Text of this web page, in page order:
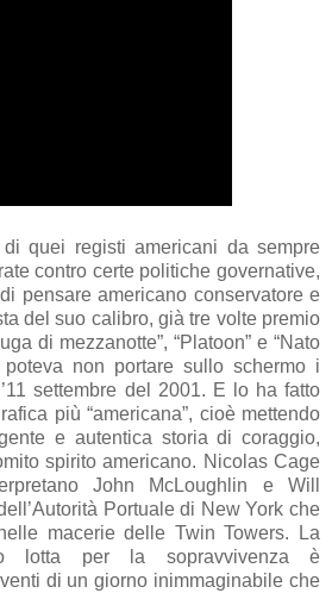
quei registi americani da sempre
contro certe politiche governative,
pensare americano conservatore e
del suo calibro, già tre volte premio
di mezzanotte”, “Platoon” e “Nato
non portare sullo schermo i
settembre del 2001. E lo ha fatto
più “americana”, cioè mettendo
e autentica storia di coraggio,
spirito americano. Nicolas Cage
John McLoughlin e Will
Portuale di New York che
macerie delle Twin Towers. La
lotta per la sopravvivenza è
di un giorno inimmaginabile che